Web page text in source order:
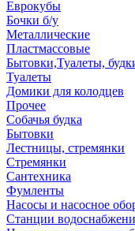
Еврокубы
Бочки б/у
Металлические
Пластмассовые
Бытовки,Туалеты,
Туалеты
Домики для колодцев
Прочее
Собачья будка
Бытовки
Лестницы, стремянки
Стремянки
Сантехника
Фумленты
Насосы и насосное
Станции